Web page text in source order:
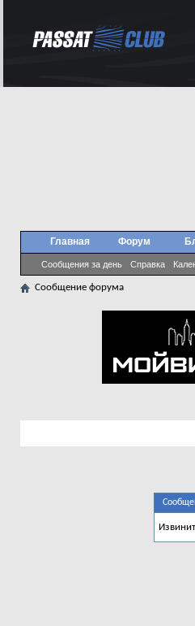
Главная Форум
Сообщения за день Справка
Сообщение форума